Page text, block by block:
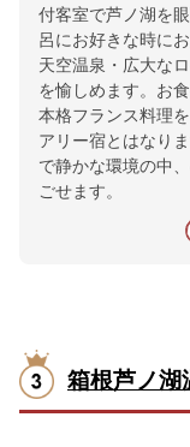
付客室で芦ノ湖を
呂にお好きな時に
天空温泉・広大な
を愉しめます。お
本格フランス料理
アリー宿とはなり
で静かな環境の中
ごせます。
箱根芦ノ